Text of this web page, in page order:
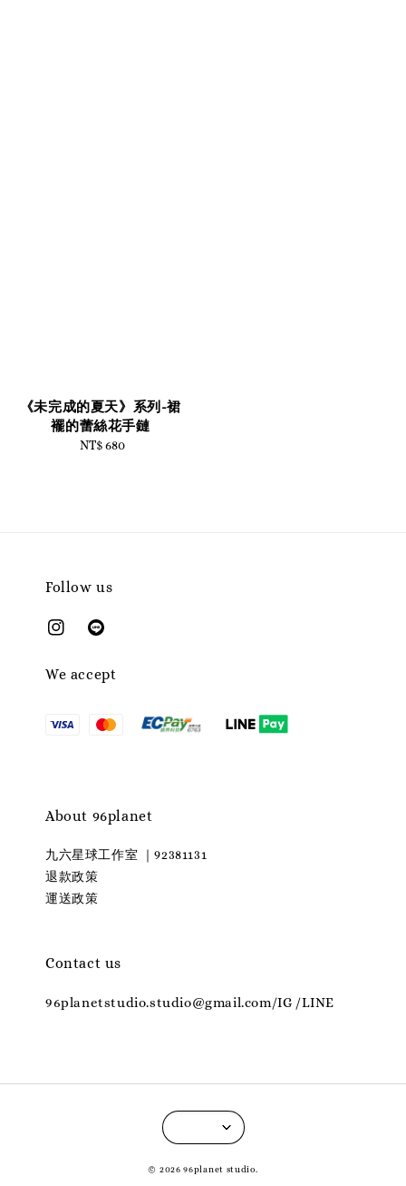
《未完成的夏天》系列-裙
襬的蕾絲花手鏈
Regular
NT$ 680
Follow us
We accept
About 96planet
九六星球工作室 ｜92381131
退款政策
運送政策
Contact us
96planetstudio.studio@gmail.com/IG /LINE
© 2026 96planet studio.